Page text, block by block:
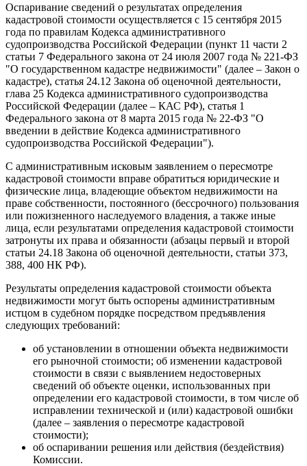
Оспаривание сведений о результатах определения
кадастровой стоимости осуществляется с 15 сентября 2015
года по правилам Кодекса административного
судопроизводства Российской Федерации (пункт 11 части 2
статьи 7 Федерального закона от 24 июля 2007 года № 221-ФЗ
"О государственном кадастре недвижимости" (далее ‒ Закон о
кадастре), статья 24.12 Закона об оценочной деятельности,
глава 25 Кодекса административного судопроизводства
Российской Федерации (далее ‒ КАС РФ), статья 1
Федерального закона от 8 марта 2015 года № 22-ФЗ "О
введении в действие Кодекса административного
судопроизводства Российской Федерации").
С административным исковым заявлением о пересмотре
кадастровой стоимости вправе обратиться юридические и
физические лица, владеющие объектом недвижимости на
праве собственности, постоянного (бессрочного) пользования
или пожизненного наследуемого владения, а также иные
лица, если результатами определения кадастровой стоимости
затронуты их права и обязанности (абзацы первый и второй
статьи 24.18 Закона об оценочной деятельности, статьи 373,
388, 400 НК РФ).
Результаты определения кадастровой стоимости объекта
недвижимости могут быть оспорены административным
истцом в судебном порядке посредством предъявления
следующих требований:
об установлении в отношении объекта недвижимости
его рыночной стоимости; об изменении кадастровой
стоимости в связи с выявлением недостоверных
сведений об объекте оценки, использованных при
определении его кадастровой стоимости, в том числе об
исправлении технической и (или) кадастровой ошибки
(далее ‒ заявления о пересмотре кадастровой
стоимости);
об оспаривании решения или действия (бездействия)
Комиссии.